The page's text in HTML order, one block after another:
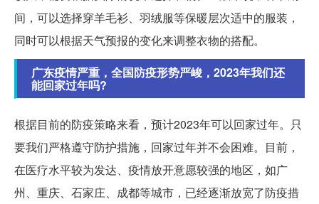
间，可以选择穿羊毛衫、羽绒服等保暖层次适中的服装，
同时可以根据天气预报的变化来调整衣物的搭配。
广东疫情严重，全国防疫形势严峻，2023年我们还
能回家过年吗?
根据目前的防疫策略来看，预计2023年可以回家过年。只
要我们严格遵守防护措施，回家过年并不会困难。目前，
在医疗水平较为发达、疫情放开意愿较强的地区，如广
州、重庆、石家庄、成都等城市，已经逐渐放宽了防疫措